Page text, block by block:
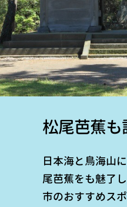
松尾芭蕉
日本海と鳥海山
尾芭蕉をも魅了
市のおすすめス